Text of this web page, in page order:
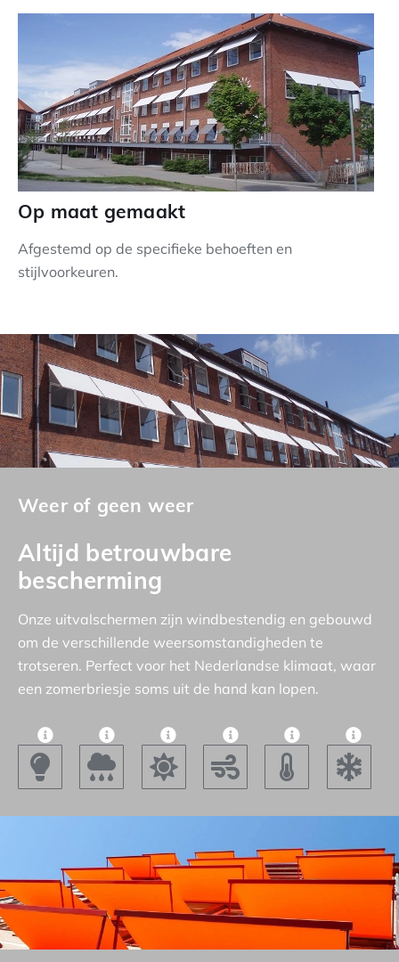
Op maat gemaakt
Afgestemd op de specifieke behoeften en
stijlvoorkeuren.
Weer of geen weer
Altijd betrouwbare
bescherming
Onze uitvalschermen zijn windbestendig en gebouwd
om de verschillende weersomstandigheden te
trotseren. Perfect voor het Nederlandse klimaat, waar
een zomerbriesje soms uit de hand kan lopen.